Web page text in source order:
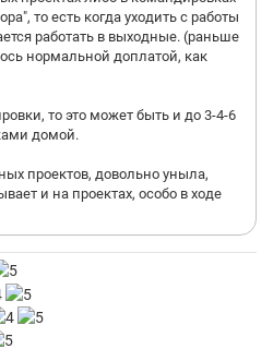
то есть когда уходить с работы
работать в выходные. (раньше
нормальной доплатой, как
то это может быть и до 3-4-6
домой.
проектов, довольно уныла,
и на проектах, особо в ходе